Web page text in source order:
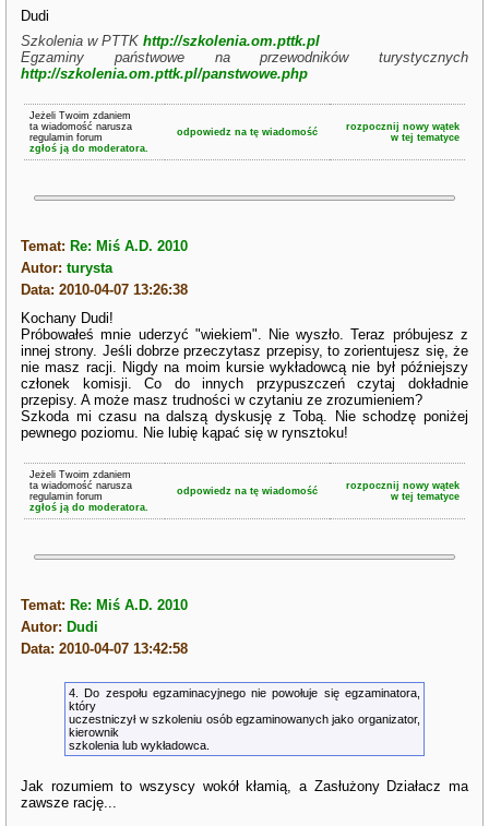
Dudi
Szkolenia w PTTKhttp://szkolenia.om.pttk.pl
Egzaminy państwowe na przewodników turystycznych
http://szkolenia.om.pttk.pl/panstwowe.php
Jeżeli Twoim zdaniem
ta wiadomość narusza
regulamin forum
zgłoś ją do moderatora.
odpowiedz na tę wiadomość
rozpocznij nowy wątek
w tej tematyce
Temat: Re: Miś A.D. 2010
Autor:turysta
Data: 2010-04-07 13:26:38
Kochany Dudi!
Próbowałeś mnie uderzyć "wiekiem". Nie wyszło. Teraz próbujesz z
innej strony. Jeśli dobrze przeczytasz przepisy, to zorientujesz się, że
nie masz racji. Nigdy na moim kursie wykładowcą nie był późniejszy
członek komisji. Co do innych przypuszczeń czytaj dokładnie
przepisy. A może masz trudności w czytaniu ze zrozumieniem?
Szkoda mi czasu na dalszą dyskusję z Tobą. Nie schodzę poniżej
pewnego poziomu. Nie lubię kąpać się w rynsztoku!
Jeżeli Twoim zdaniem
ta wiadomość narusza
regulamin forum
zgłoś ją do moderatora.
odpowiedz na tę wiadomość
rozpocznij nowy wątek
w tej tematyce
Temat: Re: Miś A.D. 2010
Autor: Dudi
Data: 2010-04-07 13:42:58
4. Do zespołu egzaminacyjnego nie powołuje się egzaminatora,
który
uczestniczył w szkoleniu osób egzaminowanych jako organizator,
kierownik
szkolenia lub wykładowca.
Jak rozumiem to wszyscy wokół kłamią, a Zasłużony Działacz ma
zawsze rację...